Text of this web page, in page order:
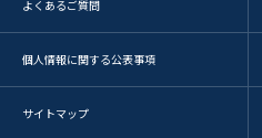
よくあるご質問
個人情報に関する公表事項
サイトマップ